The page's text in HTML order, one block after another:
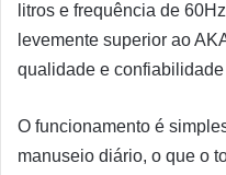
litros e frequência de
levemente superior ao
qualidade e
O funcionamento é
manuseio diário, o que o